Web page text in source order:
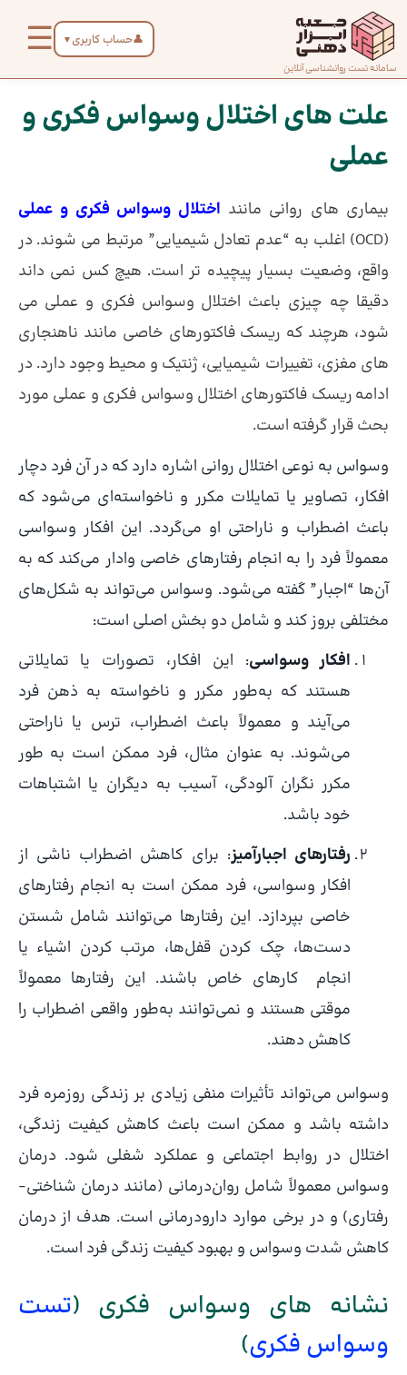
محتوا
سامانه تست روانشناسی آنلاین
👤حساب کاربری ▼
☰
صفحه
اصلی
درباره
تماس
با ما
دسته‌بندی
تست‌ها
علت های اختلال وسواس فکری و
عملی
بیماری های روانی مانند اختلال وسواس فکری و عملی
(OCD) اغلب به “عدم تعادل شیمیایی” مرتبط می شوند. در
واقع، وضعیت بسیار پیچیده تر است. هیچ کس نمی داند
دقیقا چه چیزی باعث اختلال وسواس فکری و عملی می
شود، هرچند که ریسک فاکتورهای خاصی مانند ناهنجاری
های مغزی، تغییرات شیمیایی، ژنتیک و محیط وجود دارد. در
ادامه ریسک فاکتورهای اختلال وسواس فکری و عملی مورد
بحث قرار گرفته است.
وسواس به نوعی اختلال روانی اشاره دارد که در آن فرد دچار
افکار، تصاویر یا تمایلات مکرر و ناخواسته‌ای می‌شود که
باعث اضطراب و ناراحتی او می‌گردد. این افکار وسواسی
معمولاً فرد را به انجام رفتارهای خاصی وادار می‌کند که به
آن‌ها “اجبار” گفته می‌شود. وسواس می‌تواند به شکل‌های
مختلفی بروز کند و شامل دو بخش اصلی است:
افکار وسواسی: این افکار، تصورات یا تمایلاتی
هستند که به‌طور مکرر و ناخواسته به ذهن فرد
می‌آیند و معمولاً باعث اضطراب، ترس یا ناراحتی
می‌شوند. به عنوان مثال، فرد ممکن است به طور
مکرر نگران آلودگی، آسیب به دیگران یا اشتباهات
خود باشد.
رفتارهای اجبارآمیز: برای کاهش اضطراب ناشی از
افکار وسواسی، فرد ممکن است به انجام رفتارهای
خاصی بپردازد. این رفتارها می‌توانند شامل شستن
دست‌ها، چک کردن قفل‌ها، مرتب کردن اشیاء یا
انجام کارهای خاص باشند. این رفتارها معمولاً
موقتی هستند و نمی‌توانند به‌طور واقعی اضطراب را
کاهش دهند.
وسواس می‌تواند تأثیرات منفی زیادی بر زندگی روزمره فرد
داشته باشد و ممکن است باعث کاهش کیفیت زندگی،
اختلال در روابط اجتماعی و عملکرد شغلی شود. درمان
وسواس معمولاً شامل روان‌درمانی (مانند درمان شناختی-
رفتاری) و در برخی موارد دارودرمانی است. هدف از درمان
کاهش شدت وسواس و بهبود کیفیت زندگی فرد است.
نشانه های وسواس فکری (تست
وسواس فکری)
پیمایش
نوشته